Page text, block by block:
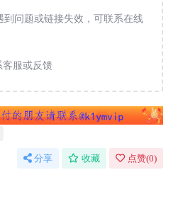
到问题或链接失效，可联系在线
服或反馈
分享 收藏 点赞(0)